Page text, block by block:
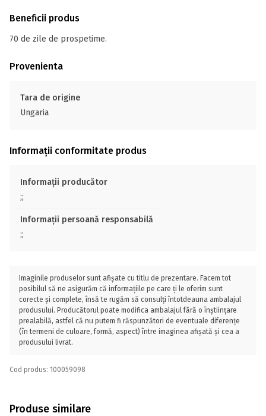
Beneficii produs
70 de zile de prospetime.
Provenienta
Tara de origine
Ungaria
Informații conformitate produs
Informații producător
;;
Informații persoană responsabilă
;;
Imaginile produselor sunt afișate cu titlu de prezentare. Facem tot
posibilul să ne asigurăm că informațiile pe care ți le oferim sunt
corecte și complete, însă te rugăm să consulți întotdeauna ambalajul
produsului. Producătorul poate modifica ambalajul fără o înștiințare
prealabilă, astfel că nu putem fi răspunzători de eventuale diferențe
(în termeni de culoare, formă, aspect) între imaginea afișată și cea a
produsului livrat.
Cod produs: 100059098
Produse similare